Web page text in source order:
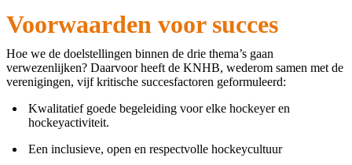
Voorwaarden voor succes
Hoe we de doelstellingen binnen de drie thema’s gaan
verwezenlijken? Daarvoor heeft de KNHB, wederom samen met de
verenigingen, vijf kritische succesfactoren geformuleerd:
Kwalitatief goede begeleiding voor elke hockeyer en
hockeyactiviteit.
Een inclusieve, open en respectvolle hockeycultuur